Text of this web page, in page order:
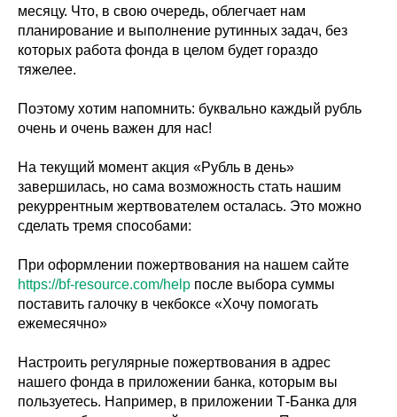
месяцу. Что, в свою очередь, облегчает нам
планирование и выполнение рутинных задач, без
которых работа фонда в целом будет гораздо
тяжелее.
Поэтому хотим напомнить: буквально каждый рубль
очень и очень важен для нас!
На текущий момент акция «Рубль в день»
завершилась, но сама возможность стать нашим
рекуррентным жертвователем осталась. Это можно
сделать тремя способами:
При оформлении пожертвования на нашем сайте
https://bf-resource.com/help после выбора суммы
поставить галочку в чекбоксе «Хочу помогать
ежемесячно»
Настроить регулярные пожертвования в адрес
нашего фонда в приложении банка, которым вы
пользуетесь. Например, в приложении Т-Банка для